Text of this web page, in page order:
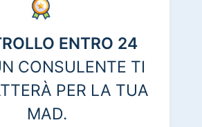
ENTRO 24
CONSULENTE TI
PER LA TUA
MAD.